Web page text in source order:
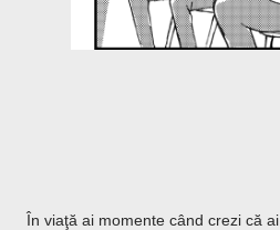
În viaţă ai momente când crezi că